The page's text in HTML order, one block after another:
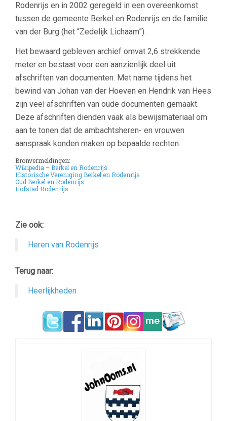
Rodenrijs en in 2002 geregeld in een overeenkomst
tussen de gemeente Berkel en Rodenrijs en de familie
van der Burg (het “Zedelijk Lichaam”).
Het bewaard gebleven archief omvat 2,6 strekkende
meter en bestaat voor een aanzienlijk deel uit
afschriften van documenten. Met name tijdens het
bewind van Johan van der Hoeven en Hendrik van Hees
zijn veel afschriften van oude documenten gemaakt.
Deze afschriften dienden vaak als bewijsmateriaal om
aan te tonen dat de ambachtsheren- en vrouwen
aanspraak konden maken op bepaalde rechten.
Bronvermeldingen:
Wikipedia – Berkel en Rodenrijs
Historische Vereniging Berkel en Rodenrijs
Oud Berkel en Rodenrijs
Hofstad Rodenrijs
Zie ook:
Heren van Rodenrijs
Terug naar:
Heerlijkheden